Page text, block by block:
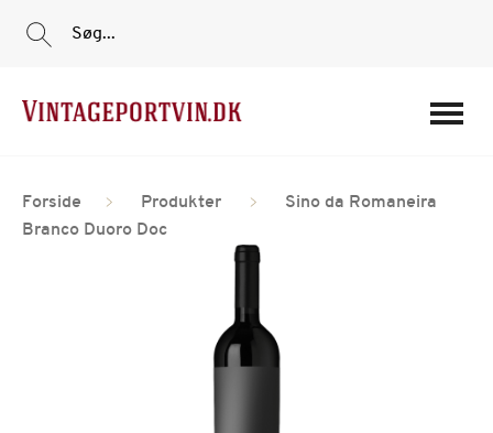
Portvinshuse
Søg...
Forside Produkter
Sino da Romaneira
Branco Duoro Doc